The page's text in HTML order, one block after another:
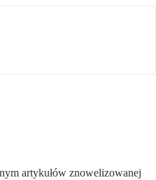
artykułów znowelizowanej